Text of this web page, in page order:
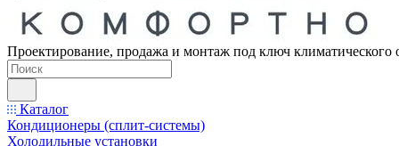
Проектирование, продажа и монтаж под ключ климатического
Каталог
Кондиционеры (сплит-системы)
Холодильные установки